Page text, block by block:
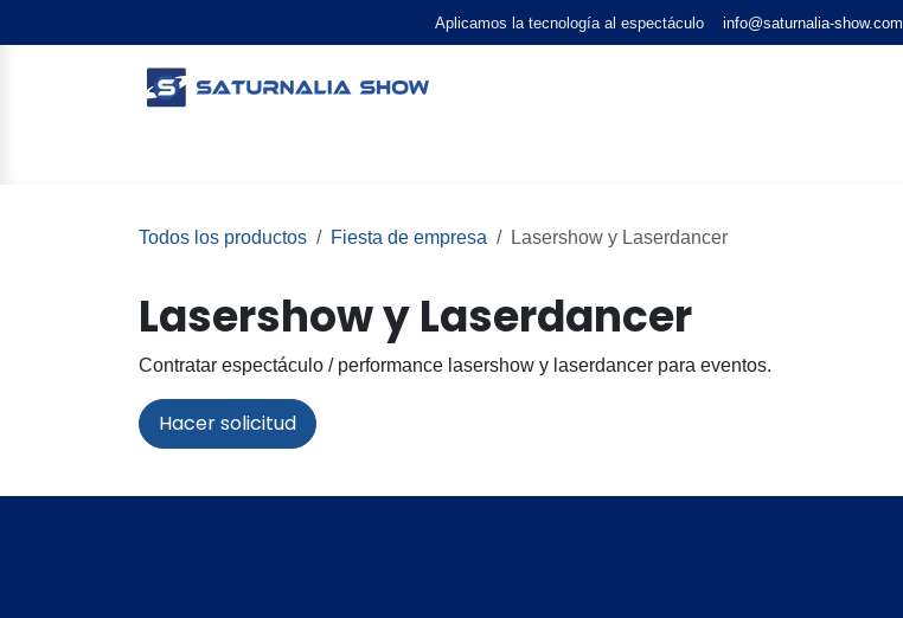
Aplicamos la tecnología al espectáculo info@saturnalia-show.com
Todos los productos Fiesta de empresa Lasershow y Laserdancer
Lasershow y Laserdancer
Contratar espectáculo / performance lasershow y laserdancer para eventos.
Hacer solicitud